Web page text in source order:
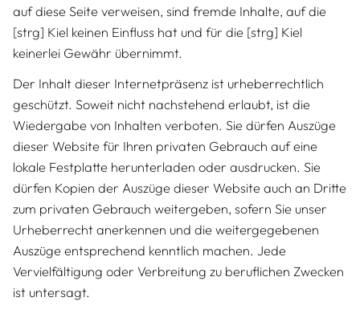
auf diese Seite verweisen, sind fremde Inhalte, auf die
[strg] Kiel keinen Einfluss hat und für die [strg] Kiel
keinerlei Gewähr übernimmt.
Der Inhalt dieser Internetpräsenz ist urheberrechtlich
geschützt. Soweit nicht nachstehend erlaubt, ist die
Wiedergabe von Inhalten verboten. Sie dürfen Auszüge
dieser Website für Ihren privaten Gebrauch auf eine
lokale Festplatte herunterladen oder ausdrucken. Sie
dürfen Kopien der Auszüge dieser Website auch an Dritte
zum privaten Gebrauch weitergeben, sofern Sie unser
Urheberrecht anerkennen und die weitergegebenen
Auszüge entsprechend kenntlich machen. Jede
Vervielfältigung oder Verbreitung zu beruflichen Zwecken
ist untersagt.